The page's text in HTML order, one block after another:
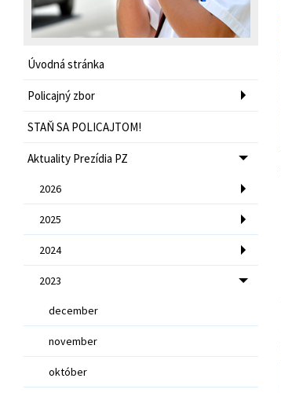
Úvodná stránka
Policajný zbor
STAŇ SA POLICAJTOM!
Aktuality Prezídia PZ
2026
2025
2024
2023
december
november
október